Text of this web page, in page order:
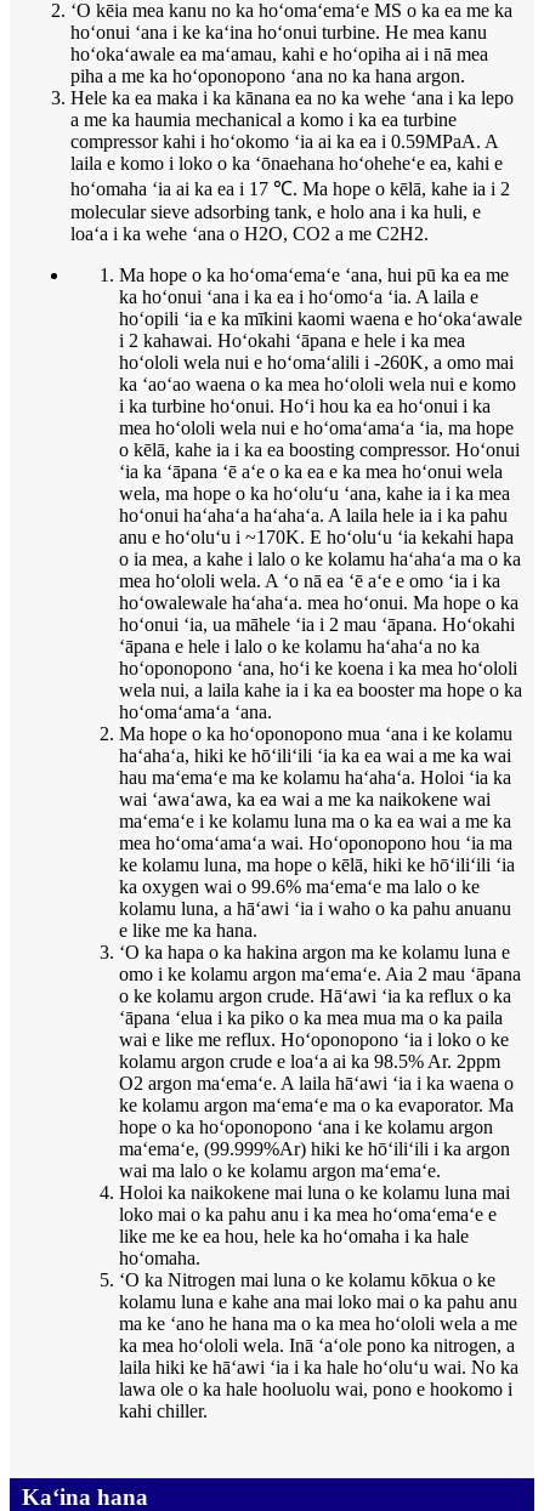
ʻO kēia mea kanu no ka hoʻomaʻemaʻe MS o ka ea me ka
hoʻonui ʻana i ke kaʻina hoʻonui turbine. He mea kanu
hoʻokaʻawale ea maʻamau, kahi e hoʻopiha ai i nā mea
piha a me ka hoʻoponopono ʻana no ka hana argon.
Hele ka ea maka i ka kānana ea no ka wehe ʻana i ka lepo
a me ka haumia mechanical a komo i ka ea turbine
compressor kahi i hoʻokomo ʻia ai ka ea i 0.59MPaA. A
laila e komo i loko o ka ʻōnaehana hoʻoheheʻe ea, kahi e
hoʻomaha ʻia ai ka ea i 17 ℃. Ma hope o kēlā, kahe ia i 2
molecular sieve adsorbing tank, e holo ana i ka huli, e
loaʻa i ka wehe ʻana o H2O, CO2 a me C2H2.
Ma hope o ka hoʻomaʻemaʻe ʻana, hui pū ka ea me
ka hoʻonui ʻana i ka ea i hoʻomoʻa ʻia. A laila e
hoʻopili ʻia e ka mīkini kaomi waena e hoʻokaʻawale
i 2 kahawai. Hoʻokahi ʻāpana e hele i ka mea
hoʻololi wela nui e hoʻomaʻalili i -260K, a omo mai
ka ʻaoʻao waena o ka mea hoʻololi wela nui e komo
i ka turbine hoʻonui. Hoʻi hou ka ea hoʻonui i ka
mea hoʻololi wela nui e hoʻomaʻamaʻa ʻia, ma hope
o kēlā, kahe ia i ka ea boosting compressor. Hoʻonui
ʻia ka ʻāpana ʻē aʻe o ka ea e ka mea hoʻonui wela
wela, ma hope o ka hoʻoluʻu ʻana, kahe ia i ka mea
hoʻonui haʻahaʻa haʻahaʻa. A laila hele ia i ka pahu
anu e hoʻoluʻu i ~170K. E hoʻoluʻu ʻia kekahi hapa
o ia mea, a kahe i lalo o ke kolamu haʻahaʻa ma o ka
mea hoʻololi wela. A ʻo nā ea ʻē aʻe e omo ʻia i ka
hoʻowalewale haʻahaʻa. mea hoʻonui. Ma hope o ka
hoʻonui ʻia, ua māhele ʻia i 2 mau ʻāpana. Hoʻokahi
ʻāpana e hele i lalo o ke kolamu haʻahaʻa no ka
hoʻoponopono ʻana, hoʻi ke koena i ka mea hoʻololi
wela nui, a laila kahe ia i ka ea booster ma hope o ka
hoʻomaʻamaʻa ʻana.
Ma hope o ka hoʻoponopono mua ʻana i ke kolamu
haʻahaʻa, hiki ke hōʻiliʻili ʻia ka ea wai a me ka wai
hau maʻemaʻe ma ke kolamu haʻahaʻa. Holoi ʻia ka
wai ʻawaʻawa, ka ea wai a me ka naikokene wai
maʻemaʻe i ke kolamu luna ma o ka ea wai a me ka
mea hoʻomaʻamaʻa wai. Hoʻoponopono hou ʻia ma
ke kolamu luna, ma hope o kēlā, hiki ke hōʻiliʻili ʻia
ka oxygen wai o 99.6% maʻemaʻe ma lalo o ke
kolamu luna, a hāʻawi ʻia i waho o ka pahu anuanu
e like me ka hana.
ʻO ka hapa o ka hakina argon ma ke kolamu luna e
omo i ke kolamu argon maʻemaʻe. Aia 2 mau ʻāpana
o ke kolamu argon crude. Hāʻawi ʻia ka reflux o ka
ʻāpana ʻelua i ka piko o ka mea mua ma o ka paila
wai e like me reflux. Hoʻoponopono ʻia i loko o ke
kolamu argon crude e loaʻa ai ka 98.5% Ar. 2ppm
O2 argon maʻemaʻe. A laila hāʻawi ʻia i ka waena o
ke kolamu argon maʻemaʻe ma o ka evaporator. Ma
hope o ka hoʻoponopono ʻana i ke kolamu argon
maʻemaʻe, (99.999%Ar) hiki ke hōʻiliʻili i ka argon
wai ma lalo o ke kolamu argon maʻemaʻe.
Holoi ka naikokene mai luna o ke kolamu luna mai
loko mai o ka pahu anu i ka mea hoʻomaʻemaʻe e
like me ke ea hou, hele ka hoʻomaha i ka hale
hoʻomaha.
ʻO ka Nitrogen mai luna o ke kolamu kōkua o ke
kolamu luna e kahe ana mai loko mai o ka pahu anu
ma ke ʻano he hana ma o ka mea hoʻololi wela a me
ka mea hoʻololi wela. Inā ʻaʻole pono ka nitrogen, a
laila hiki ke hāʻawi ʻia i ka hale hoʻoluʻu wai. No ka
lawa ole o ka hale hooluolu wai, pono e hookomo i
kahi chiller.
Kaʻina hana